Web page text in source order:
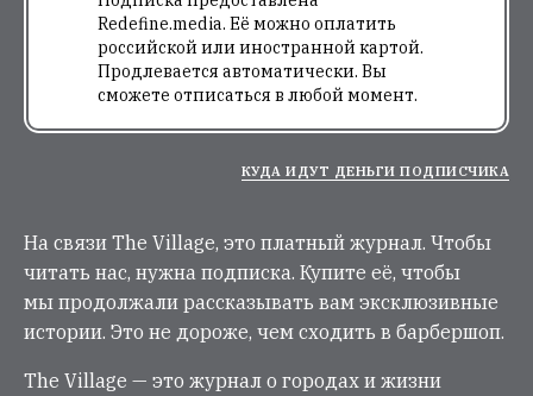
Redefine.media. Её можно оплатить
российской или иностранной картой.
Продлевается автоматически. Вы
сможете отписаться в любой момент.
КУДА ИДУТ ДЕНЬГИ ПОДПИСЧИКА
На связи The Village, это платный журнал. Чтобы
читать нас, нужна подписка. Купите её, чтобы
мы продолжали рассказывать вам эксклюзивные
истории. Это не дороже, чем сходить в барбершоп.
The Village — это журнал о городах и жизни